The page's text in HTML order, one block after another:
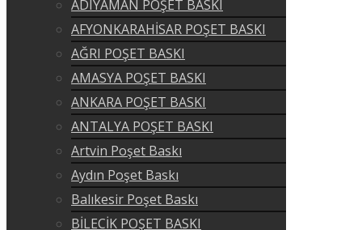
ADIYAMAN POŞET BASKI
AFYONKARAHİSAR POŞET BASKI
AĞRI POŞET BASKI
AMASYA POŞET BASKI
ANKARA POŞET BASKI
ANTALYA POŞET BASKI
Artvin Poşet Baskı
Aydın Poşet Baskı
Balıkesir Poşet Baskı
BİLECİK POŞET BASKI